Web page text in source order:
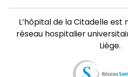
L’hôpital de la Citadelle
réseau hospitalier
Liège.